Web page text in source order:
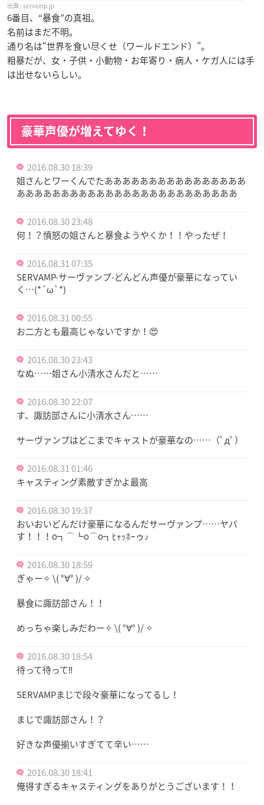
servamp.jp
6番目、“暴食”の真祖。
名前はまだ不明。
通り名は“世界を食い尽くせ（ワールドエンド）”。
粗暴だが、女・子供・小動物・お年寄り・病人・ケガ人には手
は出せないらしい。
豪華声優が増えてゆく！
2016.08.30 18:39
姐さんとワーくんでたああああああああああああああああ
あああああああああああああああああああああああああ
2016.08.30 23:48
何！？憤怒の姐さんと暴食ようやくか！！やったぜ！
2016.08.31 07:35
SERVAMP-サーヴァンプ-どんどん声優が豪華になってい
く…(*´ω`*)
2016.08.31 00:55
お二方とも最高じゃないですか！😍
2016.08.30 23:43
なぬ……姐さん小清水さんだと……
2016.08.30 22:07
す、諏訪部さんに小清水さん……
サーヴァンプはどこまでキャストが豪華なの……（ﾟдﾟ）
2016.08.31 01:46
キャスティング素敵すぎかよ最高
2016.08.30 19:37
おいおいどんだけ豪華になるんだサーヴァンプ……ヤバ
す！！！o┓⌒┗o⌒o┓ﾋｬｯﾎｰゥ♪
2016.08.30 18:59
ぎゃー✧ \( °∀° )/ ✧
暴食に諏訪部さん！！
めっちゃ楽しみだわー✧ \( °∀° )/ ✧
2016.08.30 18:54
待って待って‼
SERVAMPまじで段々豪華になってるし！
まじで諏訪部さん！？
好きな声優揃いすぎてて辛い……
2016.08.30 18:41
俺得すぎるキャスティングをありがとうございます！！